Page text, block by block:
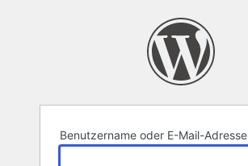
Benutzername oder E-Mail-Adresse